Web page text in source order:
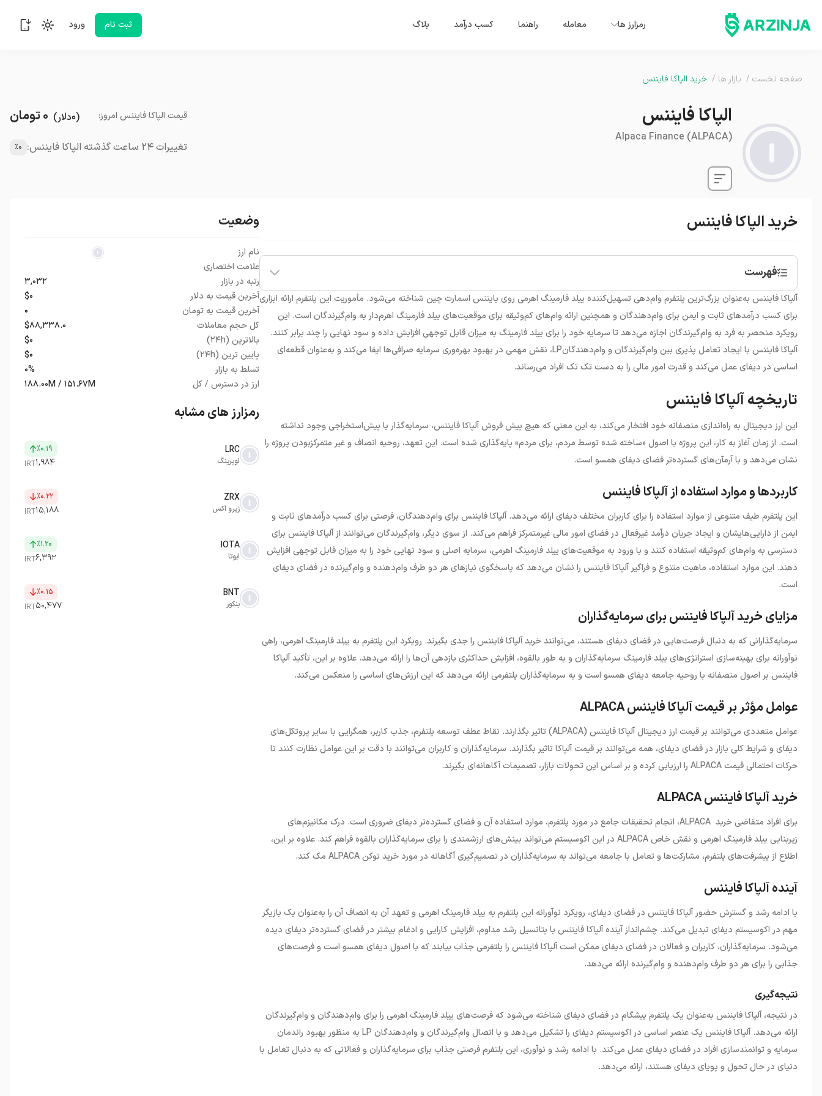
رمزارز ها معامله راهنما کسب درآمد بلاگ ثبت نام ورود
صفحه نخست / بازار ها / خرید الپاکا فایننس
الپاکا فایننس
Alpaca Finance (ALPACA)
قیمت الپاکا فایننس امروز:
(۰دلار) ۰تومان
تغییرات ۲۴ ساعت گذشته الپاکا فایننس: ٪۰
خرید الپاکا فایننس
فهرست
•تاریخچه آلپاکا فایننس
آلپاکا فایننس به‌عنوان بزرگ‌ترین پلتفرم وام‌دهی تسهیل‌کننده ییلد فارمینگ اهرمی روی بایننس اسمارت چین شناخته می‌شود. مأموریت این پلتفرم ارائه ابزاری
برای کسب درآمدهای ثابت و ایمن برای وام‌دهندگان و همچنین ارائه وام‌های کم‌وثیقه برای موقعیت‌های ییلد فارمینگ اهرم‌دار به وام‌گیرندگان است. این
رویکرد منحصر به فرد به وام‌گیرندگان اجازه می‌دهد تا سرمایه خود را برای ییلد فارمینگ به میزان قابل توجهی افزایش داده و سود نهایی را چند برابر کنند.
آلپاکا فایننس با ایجاد تعامل پذیری بین وام‌گیرندگان و وام‌دهندگانLP، نقش مهمی در بهبود بهره‌وری سرمایه صرافی‌ها ایفا می‌کند و به‌عنوان قطعه‌ای
اساسی در دیفای عمل می‌کند و قدرت امور مالی را به دست تک تک افراد می‌رساند.
تاریخچه آلپاکا فایننس
این ارز دیجیتال به راه‌اندازی منصفانه خود افتخار می‌کند، به این معنی که هیچ پیش‌ فروشآلپاکا فایننس، سرمایه‌گذار یا پیش‌استخراجی وجود نداشته
است. از زمان آغاز به کار، این پروژه با اصول «ساخته شده توسط مردم، برای مردم» پایه‌گذاری شده است. این تعهد، روحیه انصاف و غیر متمرکزبودن پروژه را
نشان می‌دهد و با آرمآن‌های گسترده‌تر فضای دیفای همسو است.
کاربردها و موارد استفاده از آلپاکا فایننس
این پلتفرم طیف متنوعی از موارد استفاده را برای کاربران مختلف دیفای ارائه می‌دهد. آلپاکا فایننس برای وام‌دهندگان، فرصتی برای کسب درآمد‌های ثابت و
ایمن از دارایی‌هایشان و ایجاد جریان درآمد غیرفعال در فضای امور مالی غیرمتمرکز فراهم می‌کند. از سوی دیگر، وام‌گیرندگان می‌توانند از آلپاکا فایننس برای
دسترسی به وام‌های کم‌وثیقه استفاده کنند و با ورود به موقعیت‌های ییلد فارمینگ اهرمی، سرمایه اصلی و سود نهایی خود را به میزان قابل توجهی افزایش
دهند. این موارد استفاده، ماهیت متنوع و فراگیر آلپاکا فایننس را نشان می‌دهد که پاسخگوی نیازهای هر دو طرف وام‌دهنده و وام‌گیرنده در فضای دیفای
است.
مزایای خرید آلپاکا فایننس برای سرمایه‌گذاران
سرمایه‌گذارانی که به دنبال فرصت‌هایی در فضای دیفای هستند، می‌توانند خرید آلپاکا فایننس را جدی‌ بگیرند. رویکرد این پلتفرم به ییلد فارمینگ اهرمی، راهی
نوآورانه برای بهینه‌سازی استراتژی‌های ییلد فارمینگ سرمایه‌گذاران و به طور بالقوه، افزایش حداکثری بازدهی آن‌ها را ارائه می‌دهد. علاوه بر این، تأکید آلپاکا
فایننس بر اصول منصفانه با روحیه جامعه دیفای همسو است و به سرمایه‌گذاران پلتفرمی ارائه می‌دهد که این ارزش‌های اساسی را منعکس می‌کند.
عوامل مؤثر بر قیمت آلپاکا فایننس ALPACA
عوامل متعددی می‌توانند بر قیمت ارز دیجیتال آلپاکا فایننس (ALPACA) تاثیر بگذارند. نقاط عطف توسعه پلتفرم، جذب کاربر، همگرایی با سایر پروتکل‌های
دیفای و شرایط کلی بازار در فضای دیفای، همه می‌توانند بر قیمت آلپاکا تاثیر بگذارند. سرمایه‌گذاران و کاربران می‌توانند با دقت بر این عوامل نظارت کنند تا
حرکات احتمالی قیمت ALPACA را ارزیابی کرده و بر اساس این تحولات بازار، تصمیمات آگاهانه‌ای بگیرند.
خرید آلپاکا فایننس ALPACA
برای افراد متقاضی خرید ALPACA، انجام تحقیقات جامع در مورد پلتفرم، موارد استفاده آن و فضای گسترده‌تر دیفای ضروری است. درک مکانیزم‌های
زیربنایی ییلد فارمینگ اهرمی و نقش خاص ALPACA در این اکوسیستم می‌تواند بینش‌های ارزشمندی را برای سرمایه‌گذاران بالقوه فراهم کند. علاوه بر این،
اطلاع از پیشرفت‌های پلتفرم، مشارکت‌ها و تعامل با جامعه می‌تواند به سرمایه‌گذاران در تصمیم‌گیری آگاهانه در مورد خرید توکن ALPACA مک کند.
آینده آلپاکا فایننس
با ادامه رشد و گسترش حضور آلپاکا فایننس در فضای دیفای، رویکرد نوآورانه این پلتفرم به ییلد فارمینگ اهرمی و تعهد آن به انصاف آن را به‌عنوان یک بازیگر
مهم در اکوسیستم دیفای تبدیل می‌کند. چشم‌انداز آینده آلپاکا فایننس با پتانسیل رشد مداوم، افزایش کارایی و ادغام بیشتر در فضای گسترده‌تر دیفای دیده
می‌شود. سرمایه‌گذاران، کاربران و فعالان در فضای دیفای ممکن است آلپاکا فایننس را پلتفرمی جذاب بیابند که با اصول دیفای همسو است و فرصت‌های
جذابی را برای هر دو طرف وام‌دهنده و وام‌گیرنده ارائه می‌دهد.
نتیجه‌‌گیری
در نتیجه، آلپاکا فایننس به‌عنوان یک پلتفرم پیشگام در فضای دیفای شناخته می‌شود که فرصت‌های ییلد فارمینگ اهرمی را برای وام‌دهندگان و وام‌گیرندگان
ارائه می‌دهد. آلپاکا فایننس یک عنصر اساسی در اکوسیستم دیفای را تشکیل می‌دهد و با اتصال وام‌گیرندگان و وام‌دهندگان LP به منظور بهبود راندمان
سرمایه و توانمندسازی افراد در فضای دیفای عمل می‌کند. با ادامه رشد و نوآوری، این پلتفرم فرصتی جذاب برای سرمایه‌گذاران و فعالانی که به دنبال تعامل با
دنیای در حال تحول و پویای دیفای هستند، ارائه می‌دهد.
وضعیت
نام ارز
علامت اختصاری
رتبه در بازار
۳,۰۳۲
آخرین قیمت به دلار
$۰
آخرین قیمت به تومان
۰
کل حجم معاملات
$۸۸,۳۳۸.۰
بالاترین (۲۴h)
$۰
پایین ترین (۲۴h)
$۰
تسلط به بازار
۰%
ارز در دسترس / کل
۱۸۸.۰۰M / ۱۵۱.۶۷M
رمزارز های مشابه
LRC
لوپرینگ
٪۰.۱۹
۱,۹۸۴IRT
ZRX
زیرو اکس
٪۰.۲۲
۱۵,۱۸۸IRT
IOTA
ایوتا
٪۱.۲۰
۶,۳۹۲IRT
BNT
بنکور
٪۰.۱۵
۵۰,۴۷۷IRT